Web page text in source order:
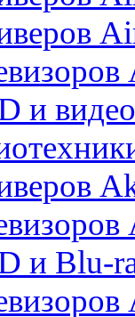
и
и Blu-